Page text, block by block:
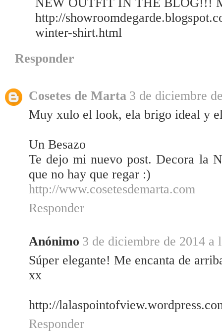
http://
winter-shirt.html
Responder
Cosetes de Marta 3 de diciembre
Muy xulo el look, ela brigo ideal y
Un Besazo
Te dejo mi nuevo post. Decora la
que no hay que regar :)
http://www.cosetesdemarta.com
Responder
Anónimo 3 de diciembre de 2014 a
Súper elegante! Me encanta de
xx
http://
Responder